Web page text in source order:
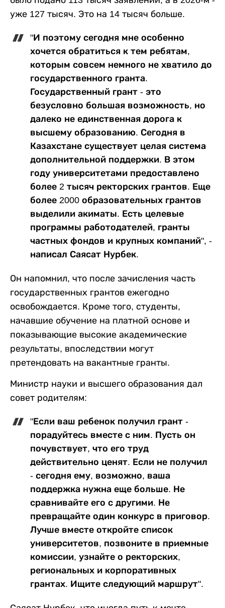
уже 127 тысяч. Это на 14 тысяч больше.
"И поэтому сегодня мне особенно
хочется обратиться к тем ребятам,
которым совсем немного не хватило до
государственного гранта.
Государственный грант - это
безусловно большая возможность, но
далеко не единственная дорога к
высшему образованию. Сегодня в
Казахстане существует целая система
дополнительной поддержки. В этом
году университетами предоставлено
более 2 тысяч ректорских грантов. Еще
более 2000 образовательных грантов
выделили акиматы. Есть целевые
программы работодателей, гранты
частных фондов и крупных компаний", -
написал Саясат Нурбек.
Он напомнил, что после зачисления часть
государственных грантов ежегодно
освобождается. Кроме того, студенты,
начавшие обучение на платной основе и
показывающие высокие академические
результаты, впоследствии могут
претендовать на вакантные гранты.
Министр науки и высшего образования дал
совет родителям:
"Если ваш ребенок получил грант -
порадуйтесь вместе с ним. Пусть он
почувствует, что его труд
действительно ценят. Если не получил
- сегодня ему, возможно, ваша
поддержка нужна еще больше. Не
сравнивайте его с другими. Не
превращайте один конкурс в приговор.
Лучше вместе откройте список
университетов, позвоните в приемные
комиссии, узнайте о ректорских,
региональных и корпоративных
грантах. Ищите следующий маршрут".